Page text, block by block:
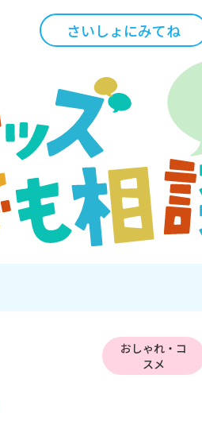
さいしょにみてね
おしゃれ・コ
スメ